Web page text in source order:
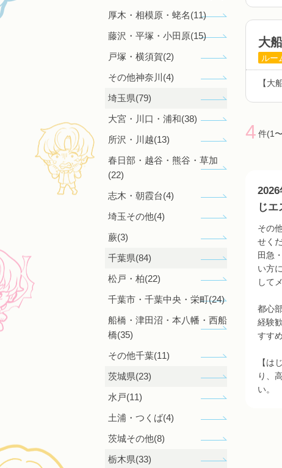
厚木・相模原・蛯名(11)
藤沢・平塚・小田原(15)
戸塚・横須賀(2)
その他神奈川(4)
埼玉県(79)
大宮・川口・浦和(38)
所沢・川越(13)
春日部・越谷・熊谷・草加
(22)
志木・朝霞台(4)
埼玉その他(4)
蕨(3)
千葉県(84)
松戸・柏(22)
千葉市・千葉中央・栄町(24)
船橋・津田沼・本八幡・西船
橋(35)
その他千葉(11)
茨城県(23)
水戸(11)
土浦・つくば(4)
茨城その他(8)
栃木県(33)
大
ルー
【大
4 件(1
じエ
その
せく
田急
い方
して
都心
経験
すす
【は
り、
い。